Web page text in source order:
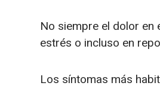
No siempre el dolor en
estrés o incluso en
Los síntomas más